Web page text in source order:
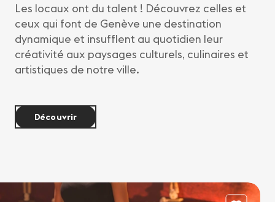
Les locaux ont du talent ! Découvrez celles et
ceux qui font de Genève une destination
dynamique et insufflent au quotidien leur
créativité aux paysages culturels, culinaires et
artistiques de notre ville.
Découvrir